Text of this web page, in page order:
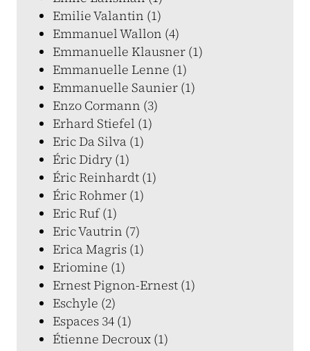
Emilie Valantin (1)
Emmanuel Wallon (4)
Emmanuelle Klausner (1)
Emmanuelle Lenne (1)
Emmanuelle Saunier (1)
Enzo Cormann (3)
Erhard Stiefel (1)
Eric Da Silva (1)
Éric Didry (1)
Éric Reinhardt (1)
Éric Rohmer (1)
Eric Ruf (1)
Eric Vautrin (7)
Erica Magris (1)
Eriomine (1)
Ernest Pignon-Ernest (1)
Eschyle (2)
Espaces 34 (1)
Étienne Decroux (1)